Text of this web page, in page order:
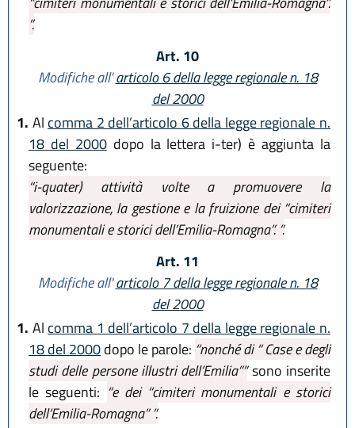
”.
Art. 10
Modifiche all'articolo 6 della legge regionale n. 18
del 2000
1. Al comma 2 dell’articolo 6 della legge regionale n.
18 del 2000dopo la lettera i-ter) è aggiunta la
seguente:
“i-quater) attività volte a promuovere la
valorizzazione, la gestione e la fruizione dei “cimiteri
monumentali e storici dell’Emilia-Romagna”. ”.
Art. 11
Modifiche all'articolo 7 della legge regionale n. 18
del 2000
1. Al comma 1 dell’articolo 7 della legge regionale n.
18 del 2000dopo le parole: “nonché di “ Case e degli
studi delle persone illustri dell’Emilia””sono inserite
le seguenti: “e dei “cimiteri monumentali e storici
dell’Emilia-Romagna” ”.